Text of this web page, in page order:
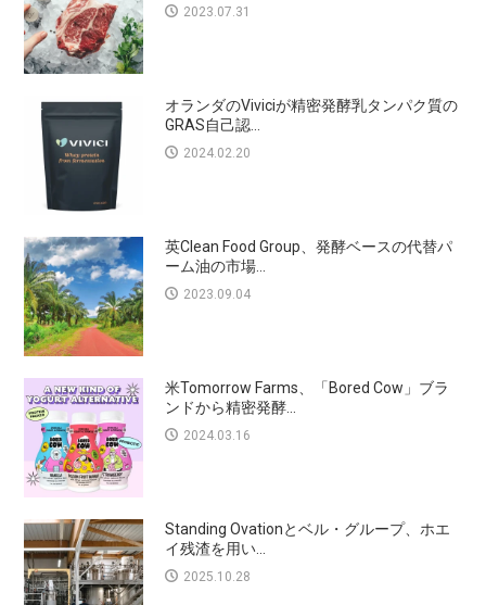
2023.07.31
オランダのViviciが精密発酵乳タンパク質の
GRAS自己認...
2024.02.20
英Clean Food Group、発酵ベースの代替パ
ーム油の市場...
2023.09.04
米Tomorrow Farms、「Bored Cow」ブラ
ンドから精密発酵...
2024.03.16
Standing Ovationとベル・グループ、ホエ
イ残渣を用い...
2025.10.28